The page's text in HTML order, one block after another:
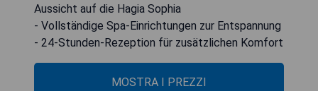
Aussicht auf die Hagia Sophia
- Vollständige Spa-Einrichtungen zur Entspannung
- 24-Stunden-Rezeption für zusätzlichen Komfort
MOSTRA I PREZZI